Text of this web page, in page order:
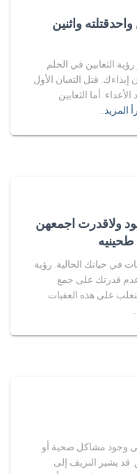
واثنين
الثعابين في الحلم
إيذاءك. قتل الثعبان الأول
أما الثعابين
المزيد…
ولاقدرت اجمعهن
طحينيه
في حياتك الحالية. رؤية
قدرتك على جمع
على هذه العقبات.
وجود مشاكل صحية أو
يشير النزيف إلى